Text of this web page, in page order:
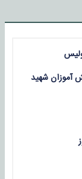
آموزان شهید